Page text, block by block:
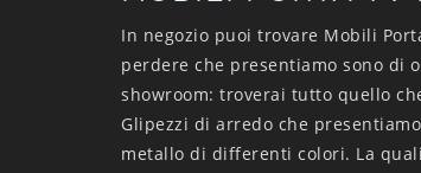
In negozio puoi trovare Mobili
perdere che presentiamo sono di
showroom: troverai tutto quello
Glipezzi di arredo che
metallo di differenti colori. La